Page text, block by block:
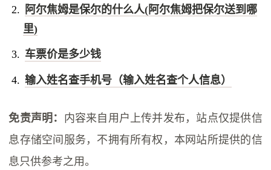
阿尔焦姆是保尔的什么人(阿尔焦姆把保尔送到哪
里)
车票价是多少钱
输入姓名查手机号（输入姓名查个人信息）
免责声明： 内容来自用户上传并发布，站点仅提供信
息存储空间服务，不拥有所有权，本网站所提供的信
息只供参考之用。